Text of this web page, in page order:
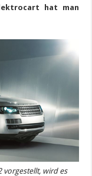
hat man
vorgestellt, wird es